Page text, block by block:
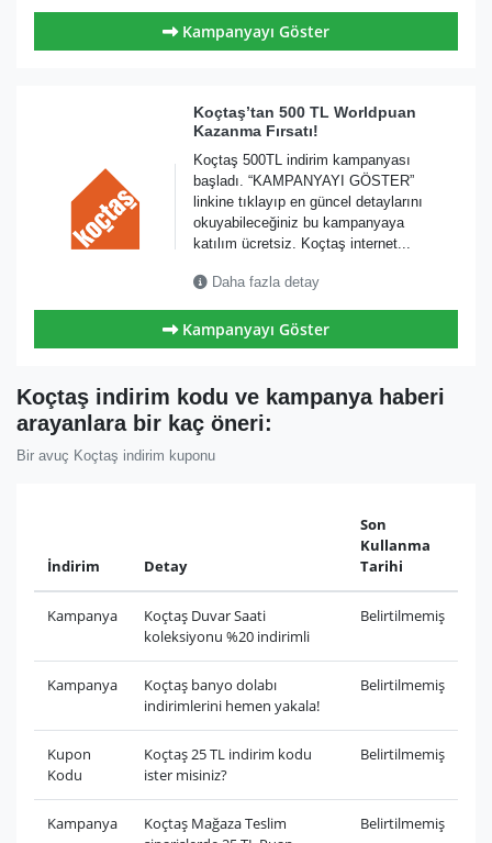
Kampanyayı Göster
Koçtaş’tan 500 TL Worldpuan
Kazanma Fırsatı!
Koçtaş 500TL indirim kampanyası
başladı. “KAMPANYAYI GÖSTER”
linkine tıklayıp en güncel detaylarını
okuyabileceğiniz bu kampanyaya
katılım ücretsiz. Koçtaş internet...
Daha fazla detay
Kampanyayı Göster
Koçtaş indirim kodu ve kampanya haberi
arayanlara bir kaç öneri:
Bir avuç Koçtaş indirim kuponu
İndirim Detay
Son
Kullanma
Tarihi
Kampanya
Koçtaş Duvar Saati
koleksiyonu %20 indirimli
Belirtilmemiş
Kampanya
Koçtaş banyo dolabı
indirimlerini hemen yakala!
Belirtilmemiş
Kupon
Kodu
Koçtaş 25 TL indirim kodu
ister misiniz?
Belirtilmemiş
Kampanya
Koçtaş Mağaza Teslim
Belirtilmemiş